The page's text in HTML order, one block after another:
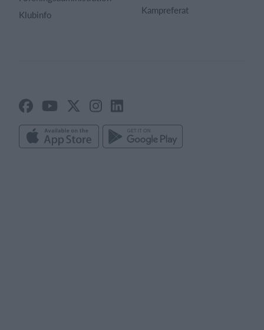
Klubinfo
Kampreferat